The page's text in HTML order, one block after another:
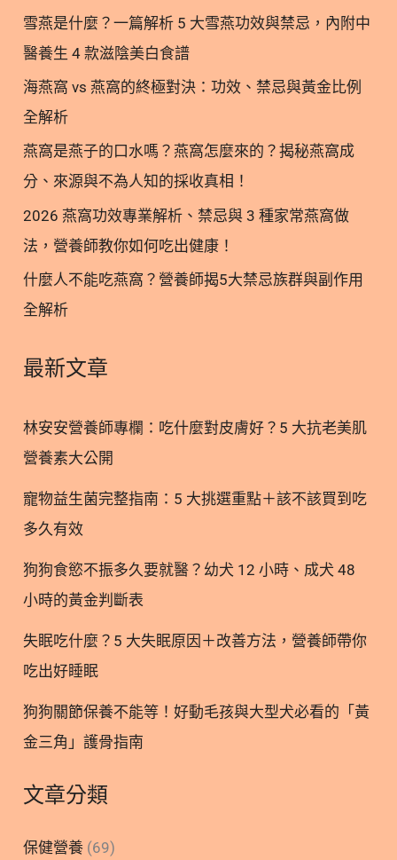
只有北歐國家鈣質攝取量能超過每天1000毫克(8)。
利部國民健康署調查，九成以上的國人都缺鈣，6歲
以下的幼兒就開始缺鈣了！ 鈣質補充比你想像的還不
容易，就連營養師自己也很難做到天天補充足量鈣
小魚乾、吻仔魚、豆乾、豆腐、豆皮。 2. 鈣質三大
功效：補骨頭、好睡眠、不易怒 2.1. 補鈣質補骨頭│
骨質健康 身體中的鈣質99%存於骨骼中，而鈣質身體
無法製造，它必須藉由飲食或補充品獲得。30歲以前
流失變會增加、骨質減少。因此為何我在文章中一直
不段強調補充鈣質的重要性，鈣質的補充應該從此時
緻密的骨骼變會形成孔隙中狀，產生「骨質疏鬆
膳食營養素參考攝取量（Dietary Reference Intakes,
DRIs）」第八版(1)，關於不同年齡層的鈣質建議
兒童長高不能只補鈣質，營養師提醒：還需搭配維生
素D >>[營養素]營養師也重視的維生素D，原來功效好
處不僅是骨骼健康！ 版本閱讀 >>失眠焦慮找不定原
雪燕是什麼？一篇解析 5 大雪燕功效與禁忌，內附中
醫養生 4 款滋陰美白食譜
海燕窩 vs 燕窩的終極對決：功效、禁忌與黃金比例
全解析
燕窩是燕子的口水嗎？燕窩怎麼來的？揭秘燕窩成
分、來源與不為人知的採收真相！
2026 燕窩功效專業解析、禁忌與 3 種家常燕窩做
法，營養師教你如何吃出健康！
什麼人不能吃燕窩？營養師揭5大禁忌族群與副作用
全解析
最新文章
林安安營養師專欄：吃什麼對皮膚好？5 大抗老美肌
營養素大公開
寵物益生菌完整指南：5 大挑選重點＋該不該買到吃
多久有效
狗狗食慾不振多久要就醫？幼犬 12 小時、成犬 48
小時的黃金判斷表
失眠吃什麼？5 大失眠原因＋改善方法，營養師帶你
吃出好睡眠
狗狗關節保養不能等！好動毛孩與大型犬必看的「黃
金三角」護骨指南
文章分類
保健營養 (69)